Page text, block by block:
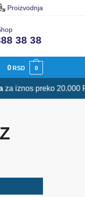
Proizvodnja
38 38
0RSD 0
preko 20.000 RSD.